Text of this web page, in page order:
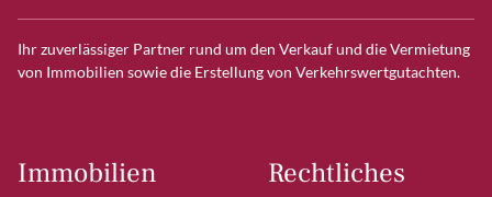
Ihr zuverlässiger Partner rund um den Verkauf und die Vermietung
von Immobilien sowie die Erstellung von Verkehrswertgutachten.
Immobilien Rechtliches